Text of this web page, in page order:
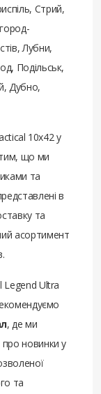
Стрий,
Лубни,
Подільськ,
Дубно,
10x42 у
що ми
та
в
та
асортимент
Legend Ultra
, де ми
про новинки у
та